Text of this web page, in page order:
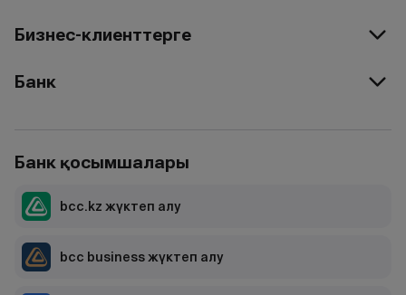
Бизнес-клиенттерге
Банк
Банк қосымшалары
bcc.kz жүктеп алу
bcc business жүктеп алу